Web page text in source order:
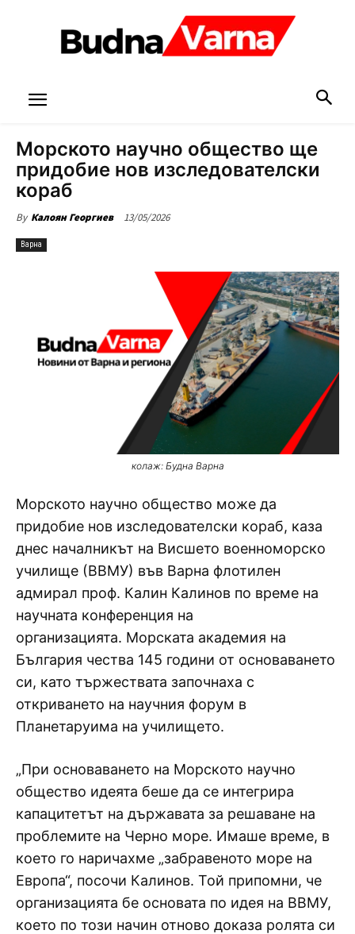
Морското научно общество ще
придобие нов изследователски
кораб
By Калоян Георгиев 13/05/2026
Варна
колаж: Будна Варна
Морското научно общество може да
придобие нов изследователски кораб, каза
днес началникът на Висшето военноморско
училище (ВВМУ) във Варна флотилен
адмирал проф. Калин Калинов по време на
научната конференция на
организацията. Морската академия на
България чества 145 години от основаването
си, като тържествата започнаха с
откриването на научния форум в
Планетаруима на училището.
„При основаването на Морското научно
общество идеята беше да се интегрира
капацитетът на държавата за решаване на
проблемите на Черно море. Имаше време, в
което го наричахме „забравеното море на
Европа“, посочи Калинов. Той припомни, че
организацията бе основата по идея на ВВМУ,
което по този начин отново доказа ролята си